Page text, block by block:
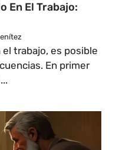
En El Trabajo:
trabajo, es posible
En primer